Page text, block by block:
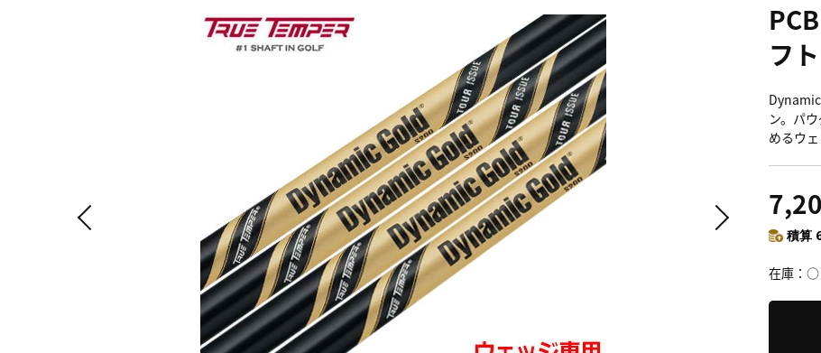
フ
ン。パ
めるウ
積算
在庫 ○